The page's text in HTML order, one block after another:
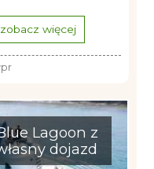
zobacz więcej
Lagoon z
dojazd